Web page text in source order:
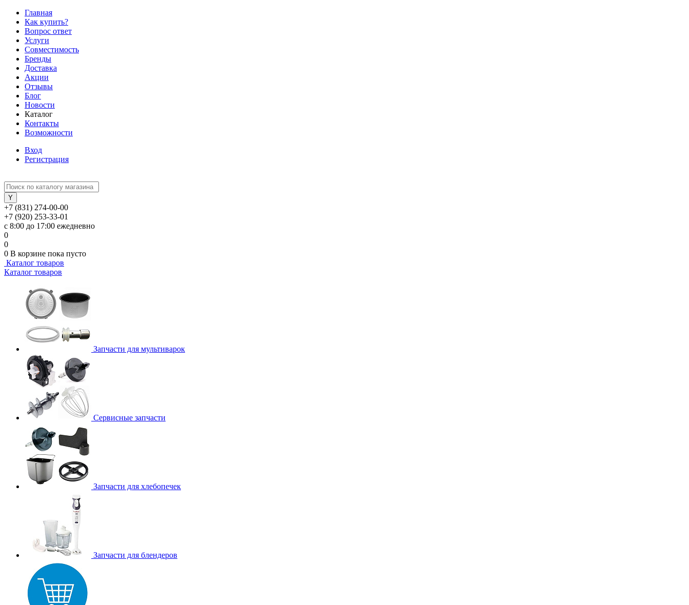
Главная
Как купить?
Вопрос ответ
Услуги
Совместимость
Бренды
Доставка
Акции
Отзывы
Блог
Новости
Каталог
Контакты
Возможности
Вход
Регистрация
+7 (831) 274-00-00
+7 (920) 253-33-01
с 8:00 до 17:00 ежедневно
0
0
0 В корзине пока пусто
Каталог товаров
Каталог товаров
Запчасти для мультиварок
Сервисные запчасти
Запчасти для хлебопечек
Запчасти для блендеров